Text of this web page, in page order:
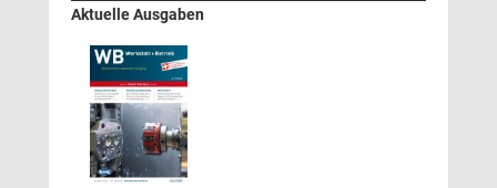
Aktuelle Ausgaben